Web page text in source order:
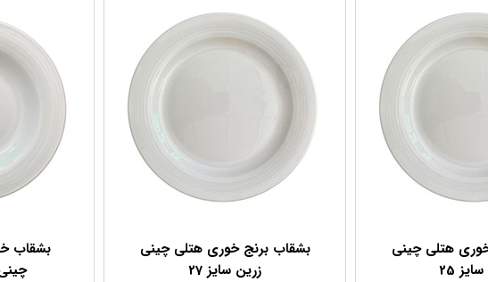
هتلی چینی
25
بشقاب برنج خوری هتلی چینی
زرین سایز 27
بشقاب